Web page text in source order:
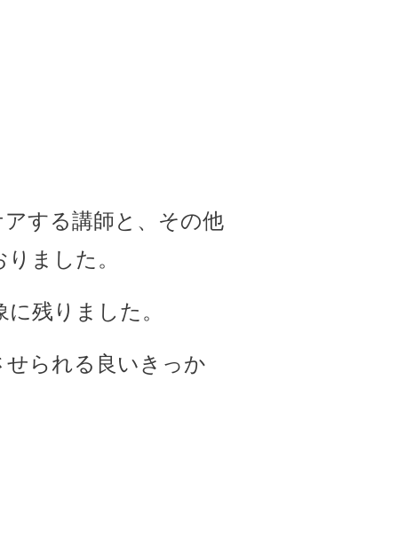
する講師と、その他
ました。
残りました。
せられる良いきっか